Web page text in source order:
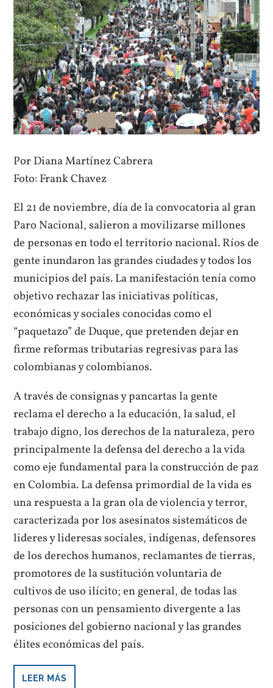
Por Diana Martínez Cabrera
Foto: Frank Chavez
El 21 de noviembre, día de la convocatoria al gran
Paro Nacional, salieron a movilizarse millones
de personas en todo el territorio nacional. Ríos de
gente inundaron las grandes ciudades y todos los
municipios del país. La manifestación tenía como
objetivo rechazar las iniciativas políticas,
económicas y sociales conocidas como el
“paquetazo” de Duque, que pretenden dejar en
firme reformas tributarias regresivas para las
colombianas y colombianos.
A través de consignas y pancartas la gente
reclama el derecho a la educación, la salud, el
trabajo digno, los derechos de la naturaleza, pero
principalmente la defensa del derecho a la vida
como eje fundamental para la construcción de paz
en Colombia. La defensa primordial de la vida es
una respuesta a la gran ola de violencia y terror,
caracterizada por los asesinatos sistemáticos de
lideres y lideresas sociales, indígenas, defensores
de los derechos humanos, reclamantes de tierras,
promotores de la sustitución voluntaria de
cultivos de uso ilícito; en general, de todas las
personas con un pensamiento divergente a las
posiciones del gobierno nacional y las grandes
élites económicas del país.
LEER MÁS